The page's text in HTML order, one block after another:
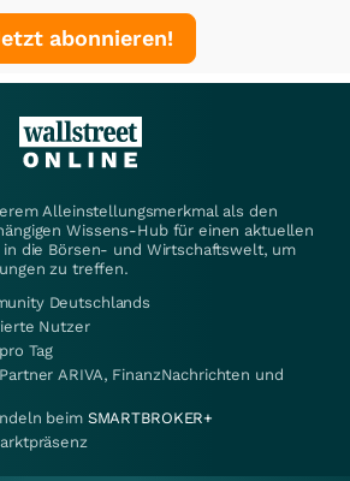
abonnieren!
Alleinstellungsmerkmal als den
Wissens-Hub für einen aktuellen
in die Börsen- und Wirtschaftswelt, um
zu treffen.
Deutschlands
Nutzer
Tag
ARIVA, FinanzNachrichten und
beim SMARTBROKER+